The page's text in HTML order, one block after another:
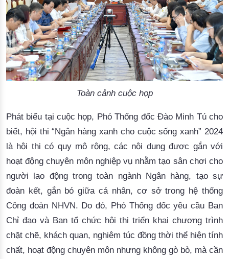
Toàn cảnh cuộc họp
Phát biểu tại cuộc họp, Phó Thống đốc Đào Minh Tú cho
biết, hội thi “Ngân hàng xanh cho cuộc sống xanh”
là hội thi có quy mô rộng, các nội dung được gắn
hoạt động chuyên môn nghiệp vụ nhằm tạo
người lao động trong toàn ngành Ngân hàng, tạo sự
đoàn kết, gắn bó giữa cá nhân, cơ sở trong hệ thống
Công đoàn NHVN. Do đó, Phó Thống đốc yêu cầu Ban
Chỉ đạo và Ban tổ chức hội thi triển khai
chặt chẽ, khách quan, nghiêm túc đồng thời thể hiện tính
chất, hoạt động chuyên môn nhưng không gò bò, mà cần